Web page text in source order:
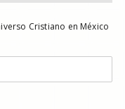
Cristiano en México